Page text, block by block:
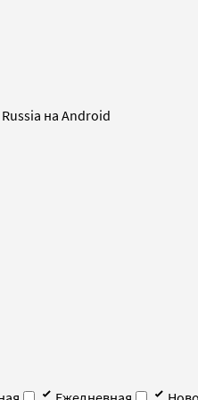
на Android